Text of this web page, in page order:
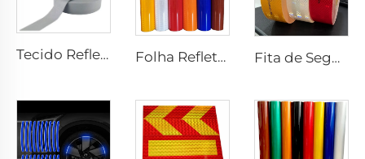
Tecido Refletivo Cinza, Fita Refletiva de Alta Luminosidade para Costurar em Coletes e Jaquetas Folha Refletiva Prismática para Placa de Sinalização, Vinil Refletivo, Filme Refletivo Retrorrefletivo para Placa de Sinalização Fita de Segurança Retrorrefletiva Ultra Brilhante ECE 104R para Caminhão e Reboque